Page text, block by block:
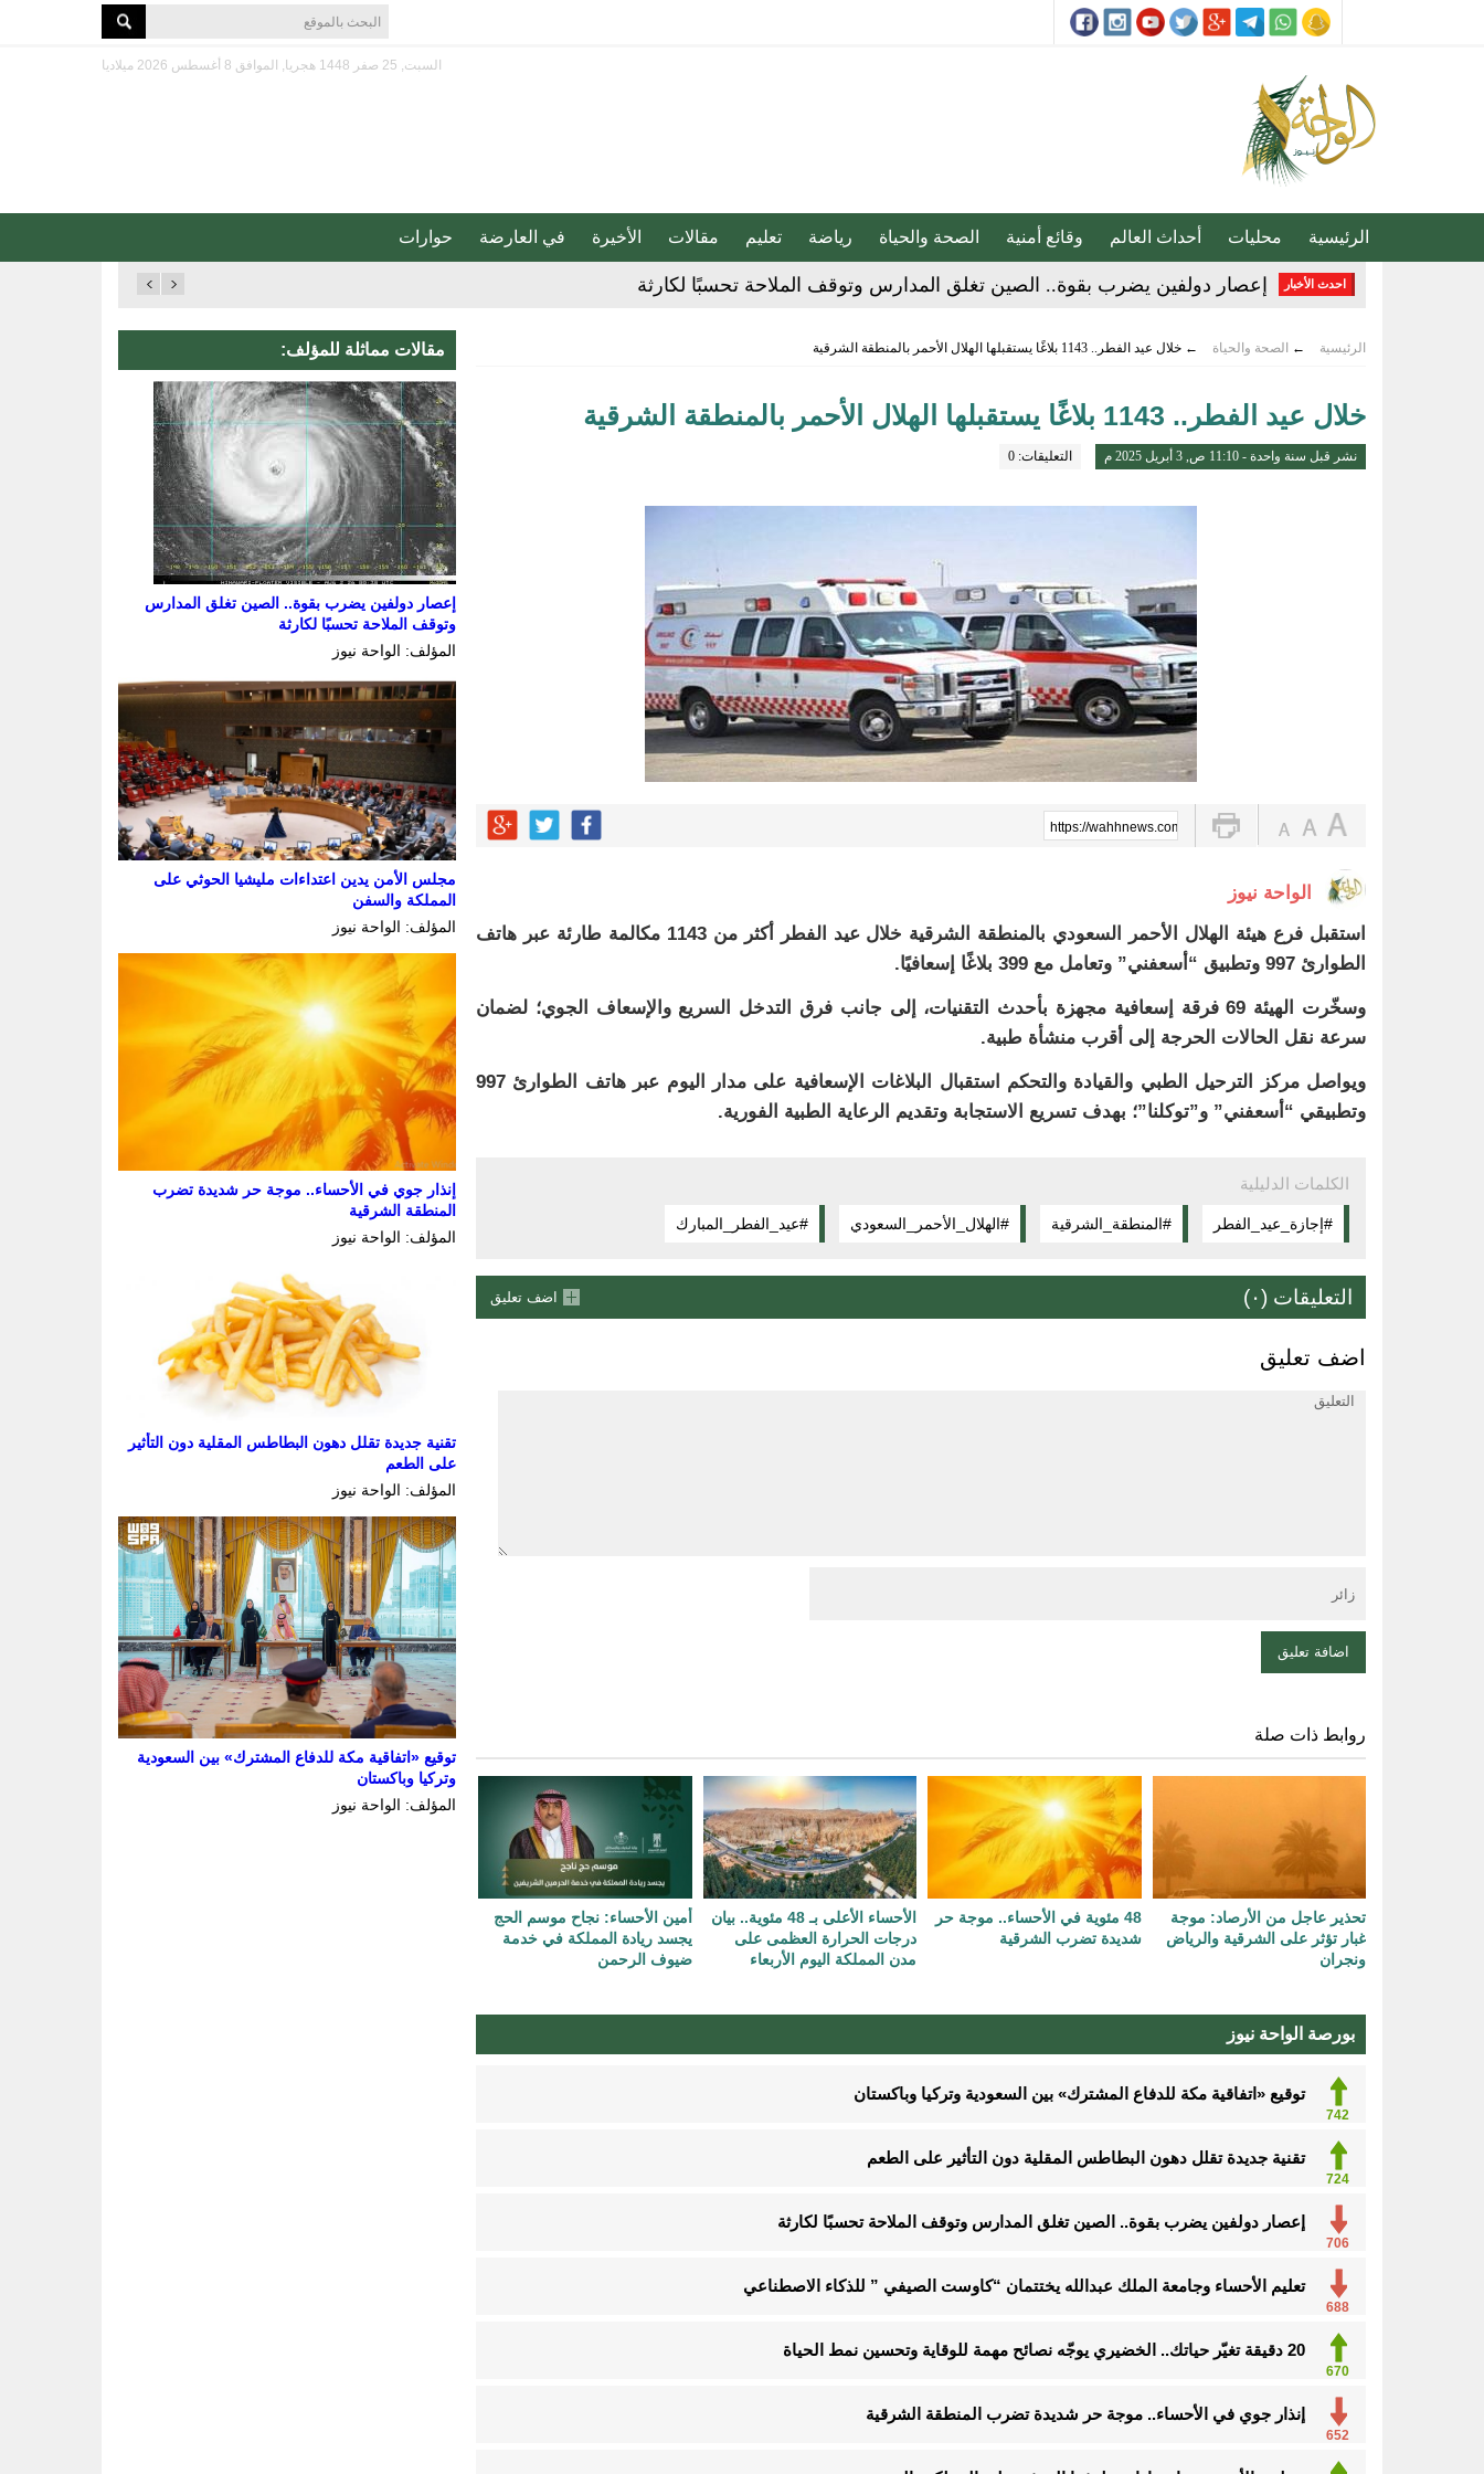
السبت, 25 صفر 1448 هجريا, الموافق 8 أغسطس 2026 ميلاديا
الرئيسية محليات أحداث العالم وقائع أمنية الصحة والحياة رياضة تعليم مقالات الأخيرة في العارضة حوارات
احدث الأخبار إعصار دولفين يضرب بقوة.. الصين تغلق المدارس وتوقف الملاحة تحسبًا لكارثة
إنذار جوي في الأحساء.. موجة حر شديدة تضرب المنطقة الشرقية
تقنية جديدة تقلل دهون البطاطس المقلية دون التأثير على الطعم
القبض على مواطنين لترويجهما الشبو المخدر في الشرقية
المركز الإعلامي بنادي الفتح .. نموذج للإبداع والاحترافية بقيادة محمد الضيف
تحذير عاجل من «الغذاء والدواء» بشأن منتجات قهوة وشوكولاتة مضاف إليها الجينسنغ
الحرارة تصل لـ 50 مئوية.. الإنذار البرتقالي بموجة حارة على الأحساء وعدة مدن بالشرقية
الرئيسية ← الصحة والحياة ← خلال عيد الفطر.. 1143 بلاغًا يستقبلها الهلال الأحمر بالمنطقة الشرقية
خلال عيد الفطر.. 1143 بلاغًا يستقبلها الهلال الأحمر بالمنطقة الشرقية
نشر قبل سنة واحدة - 11:10 ص, 3 أبريل 2025 م التعليقات: 0
https://wahhnews.com/?p=76869
الواحة نيوز
استقبل فرع هيئة الهلال الأحمر السعودي بالمنطقة الشرقية خلال عيد الفطر أكثر من 1143 مكالمة طارئة عبر هاتف
الطوارئ 997 وتطبيق “أسعفني” وتعامل مع 399 بلاغًا إسعافيًا.
وسخّرت الهيئة 69 فرقة إسعافية مجهزة بأحدث التقنيات، إلى جانب فرق التدخل السريع والإسعاف الجوي؛ لضمان
سرعة نقل الحالات الحرجة إلى أقرب منشأة طبية.
ويواصل مركز الترحيل الطبي والقيادة والتحكم استقبال البلاغات الإسعافية على مدار اليوم عبر هاتف الطوارئ 997
وتطبيقي “أسعفني” و”توكلنا”؛ بهدف تسريع الاستجابة وتقديم الرعاية الطبية الفورية.
الكلمات الدليلية
#إجازة_عيد_الفطر #المنطقة_الشرقية #الهلال_الأحمر_السعودي #عيد_الفطر_المبارك
التعليقات (٠) اضف تعليق
اضف تعليق
روابط ذات صلة
تحذير عاجل من الأرصاد: موجة
غبار تؤثر على الشرقية والرياض
ونجران
48 مئوية في الأحساء.. موجة حر
شديدة تضرب الشرقية
الأحساء الأعلى بـ 48 مئوية.. بيان
درجات الحرارة العظمى على
مدن المملكة اليوم الأربعاء
أمين الأحساء: نجاح موسم الحج
يجسد ريادة المملكة في خدمة
ضيوف الرحمن
بورصة الواحة نيوز
742
توقيع «اتفاقية مكة للدفاع المشترك» بين السعودية وتركيا وباكستان
724
تقنية جديدة تقلل دهون البطاطس المقلية دون التأثير على الطعم
706
إعصار دولفين يضرب بقوة.. الصين تغلق المدارس وتوقف الملاحة تحسبًا لكارثة
688
تعليم الأحساء وجامعة الملك عبدالله يختتمان “كاوست الصيفي ” للذكاء الاصطناعي
670
20 دقيقة تغيّر حياتك.. الخضيري يوجّه نصائح مهمة للوقاية وتحسين نمط الحياة
652
إنذار جوي في الأحساء.. موجة حر شديدة تضرب المنطقة الشرقية
مقالات مماثلة للمؤلف:
إعصار دولفين يضرب بقوة.. الصين تغلق المدارس
وتوقف الملاحة تحسبًا لكارثة
المؤلف: الواحة نيوز
مجلس الأمن يدين اعتداءات مليشيا الحوثي على
المملكة والسفن
المؤلف: الواحة نيوز
إنذار جوي في الأحساء.. موجة حر شديدة تضرب
المنطقة الشرقية
المؤلف: الواحة نيوز
تقنية جديدة تقلل دهون البطاطس المقلية دون التأثير
على الطعم
المؤلف: الواحة نيوز
توقيع «اتفاقية مكة للدفاع المشترك» بين السعودية
وتركيا وباكستان
المؤلف: الواحة نيوز